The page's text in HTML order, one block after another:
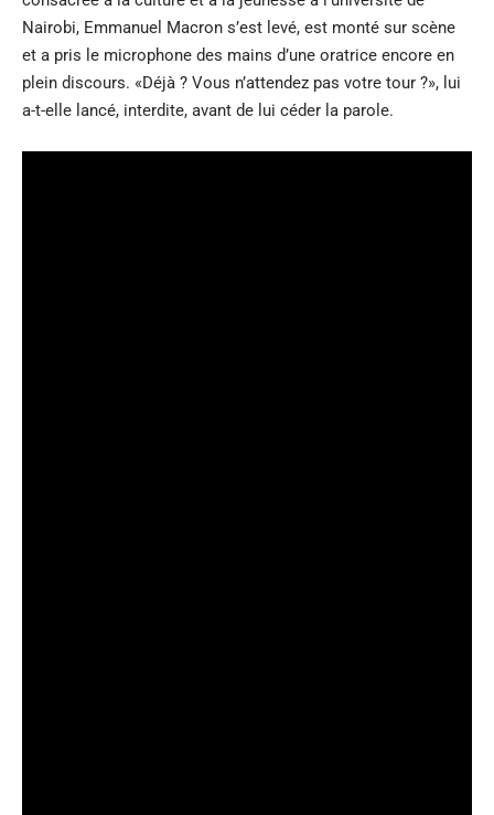
Nairobi, Emmanuel Macron s’est levé, est monté sur scène
et a pris le microphone des mains d’une oratrice encore en
plein discours. «Déjà ? Vous n’attendez pas votre tour ?», lui
a-t-elle lancé, interdite, avant de lui céder la parole.